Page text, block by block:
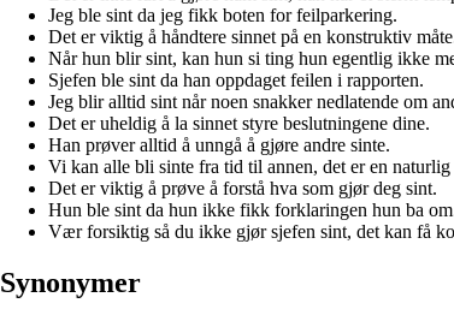
Jeg ble sint da jeg fikk boten for feilparkering.
Det er viktig å håndtere sinnet på en konstruktiv
Når hun blir sint, kan hun si ting hun egentlig ikke
Sjefen ble sint da han oppdaget feilen i rapporten.
Jeg blir alltid sint når noen snakker nedlatende om
Det er uheldig å la sinnet styre beslutningene dine.
Han prøver alltid å unngå å gjøre andre sinte.
Vi kan alle bli sinte fra tid til annen, det er en naturlig
Det er viktig å prøve å forstå hva som gjør deg sint.
Hun ble sint da hun ikke fikk forklaringen hun ba
Vær forsiktig så du ikke gjør sjefen sint, det kan få
Synonymer